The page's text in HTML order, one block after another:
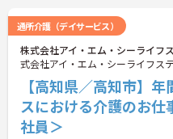
い！
通所介護（デイサービス）
株式会社アイ・エム・シーライフ
式会社アイ・エム・シーライフス
【高知県／高知市】
スにおける介護のお
社員＞